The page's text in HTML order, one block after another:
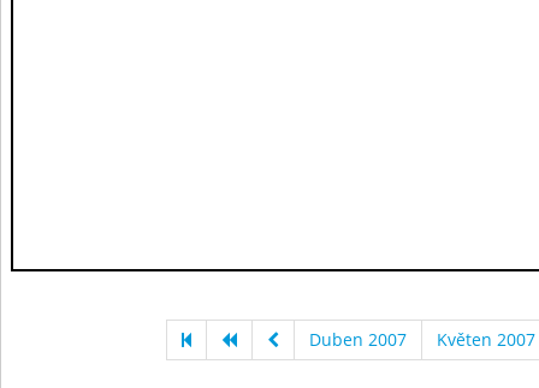
Duben 2007 Květen 2007